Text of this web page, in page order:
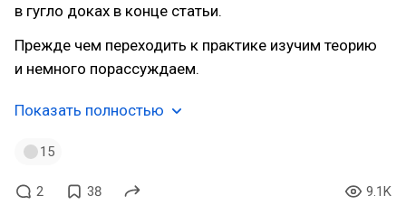
в гугло доках в конце статьи.
Прежде чем переходить к практике изучим теорию
и немного порассуждаем.
Показать полностью
15
2 38 9.1K